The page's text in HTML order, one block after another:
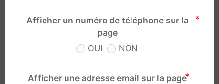
Afficher un numéro de téléphone sur la
page
OUI NON
Afficher une adresse email sur la page